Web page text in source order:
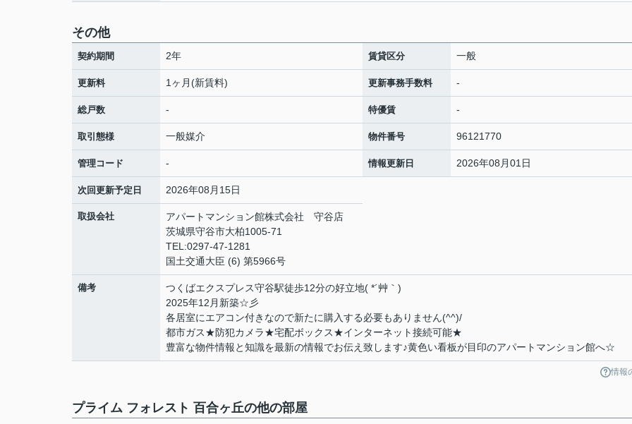
その他
契約期間 2年 賃貸区分 一般
更新料 1ヶ月(新賃料) 更新事務手数料 -
総戸数 - 特優賃 -
取引態様 一般媒介 物件番号 96121770
管理コード - 情報更新日 2026年08月01日
次回更新予定日 2026年08月15日
取扱会社
アパートマンション館株式会社 守谷店
茨城県守谷市大柏1005-71
TEL:0297-47-1281
国土交通大臣 (6) 第5966号
備考
つくばエクスプレス守谷駅徒歩12分の好立地( *´艸｀)
2025年12月新築☆彡
各居室にエアコン付きなので新たに購入する必要もありません(^^)/
都市ガス★防犯カメラ★宅配ボックス★インターネット接続可能★
豊富な物件情報と知識を最新の情報でお伝え致します♪黄色い看板が目印のアパートマンション館へ☆
情報
プライム フォレスト 百合ヶ丘の他の部屋